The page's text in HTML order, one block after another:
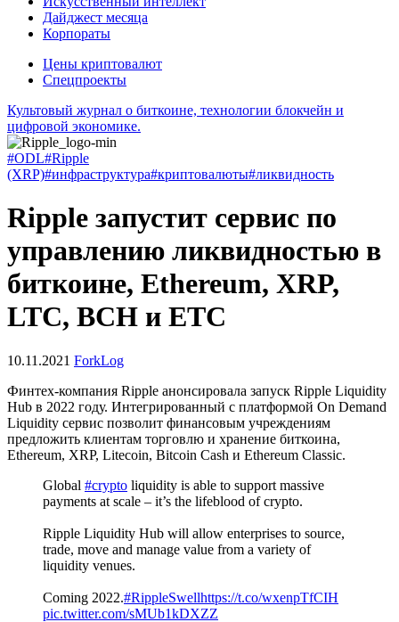
Дайджест месяца
Корпораты
Цены криптовалют
Спецпроекты
Культовый журнал о биткоине, технологии блокчейн и
цифровой экономике.
#ODL#Ripple
(XRP)#инфраструктура#криптовалюты#ликвидность
Ripple запустит сервис по
управлению ликвидностью в
биткоине, Ethereum, XRP,
LTC, BCH и ETC
10.11.2021 ForkLog
Финтех-компания Ripple анонсировала запуск Ripple Liquidity
Hub в 2022 году. Интегрированный с платформой On Demand
Liquidity сервис позволит финансовым учреждениям
предложить клиентам торговлю и хранение биткоина,
Ethereum, XRP, Litecoin, Bitcoin Cash и Ethereum Classic.
Global #crypto liquidity is able to support massive
payments at scale – it’s the lifeblood of crypto.
Ripple Liquidity Hub will allow enterprises to source,
trade, move and manage value from a variety of
liquidity venues.
Coming 2022.#RippleSwellhttps://t.co/wxenpTfCIH
pic.twitter.com/sMUb1kDXZZ